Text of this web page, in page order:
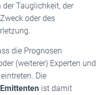
Tauglichkeit, der
oder des
die Prognosen
(weiterer) Experten und
Die
Emittenten ist damit